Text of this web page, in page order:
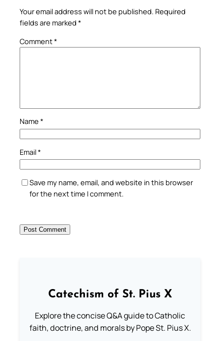
Your email address will not be published. Required
fields are marked *
Comment*
Name *
Email*
Save my name, email, and website in this browser
for the next time I comment.
Catechism of St. Pius X
Explore the concise Q&A guide to Catholic
faith, doctrine, and morals by Pope St. Pius X.